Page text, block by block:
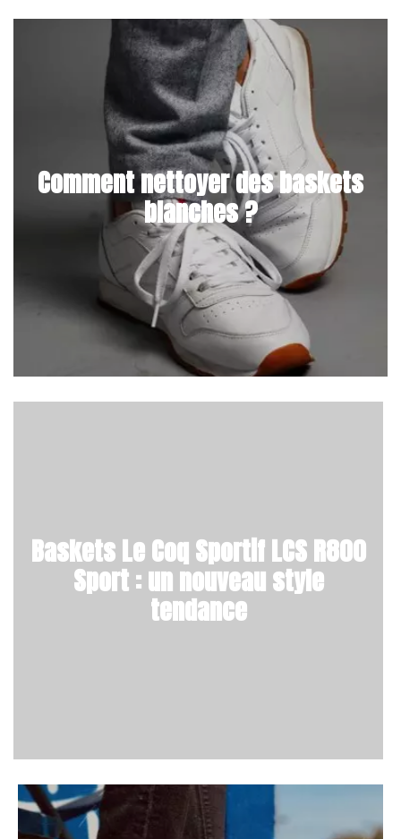
Comment nettoyer des baskets
blanches ?
Baskets Le Coq Sportif LCS R800
Sport : un nouveau style
tendance